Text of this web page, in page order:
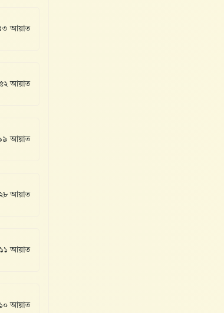
আয়াত
৫২ আয়াত
আয়াত
আয়াত
আয়াত
আয়াত